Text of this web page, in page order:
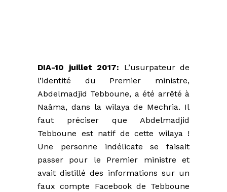
DIA-10 juillet 2017: L’usurpateur de
l’identité du Premier ministre,
Abdelmadjid Tebboune, a été arrêté à
Naâma, dans la wilaya de Mechria. Il
faut préciser que Abdelmadjid
Tebboune est natif de cette wilaya !
Une personne indélicate se faisait
passer pour le Premier ministre et
avait distillé des informations sur un
faux compte Facebook de Tebboune